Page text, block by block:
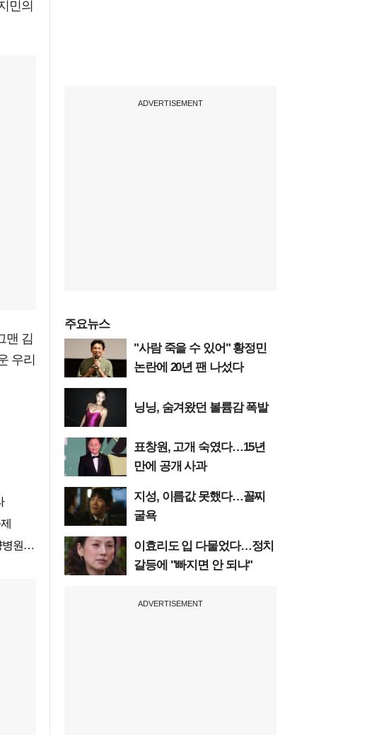
민의
맨 김
우리
ADVERTISEMENT
주요뉴스
"사람 죽을 수 있어" 황정민
논란에 20년 팬 나섰다
닝닝, 숨겨왔던 볼륨감 폭발
표창원, 고개 숙였다…15년
만에 공개 사과
지성, 이름값 못했다…꼴찌
굴욕
이효리도 입 다물었다…정치
갈등에 "빠지면 안 되냐"
ADVERTISEMENT